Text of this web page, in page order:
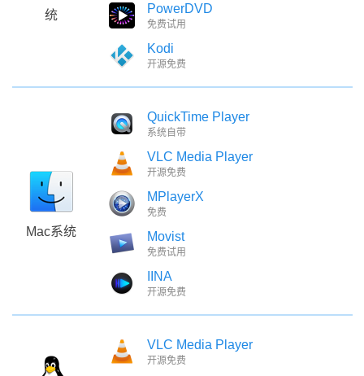
统
PowerDVD
免费试用
Kodi
开源免费
Mac系统
QuickTime Player
系统自带
VLC Media Player
开源免费
MPlayerX
免费
Movist
免费试用
IINA
开源免费
VLC Media Player
开源免费